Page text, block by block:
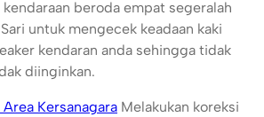
beroda empat segeralah
untuk mengecek keadaan kaki
kendaran anda sehingga tidak
diinginkan.
Kersanagara Melakukan koreksi